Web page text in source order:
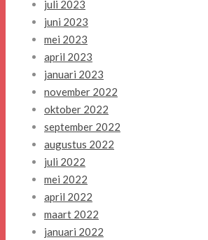
juli 2023
juni 2023
mei 2023
april 2023
januari 2023
november 2022
oktober 2022
september 2022
augustus 2022
juli 2022
mei 2022
april 2022
maart 2022
januari 2022